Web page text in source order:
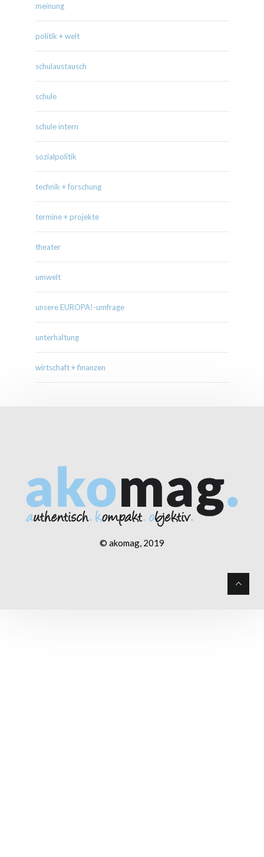
meinung
politik + welt
schulaustausch
schule
schule intern
sozialpolitik
technik + forschung
termine + projekte
theater
umwelt
unsere EUROPA!-umfrage
unterhaltung
wirtschaft + finanzen
© akomag, 2019